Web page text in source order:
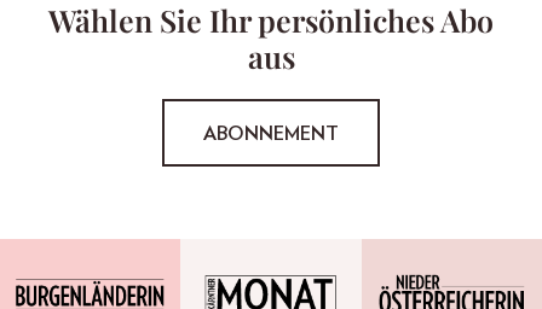
Wählen Sie Ihr persönliches Abo
aus
ABONNEMENT